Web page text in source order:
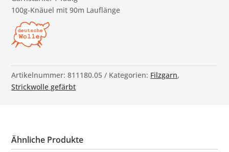
100g-Knäuel mit 90m Lauflänge
Artikelnummer:811180.05 Kategorien: Filzgarn,
Strickwolle gefärbt
Ähnliche Produkte